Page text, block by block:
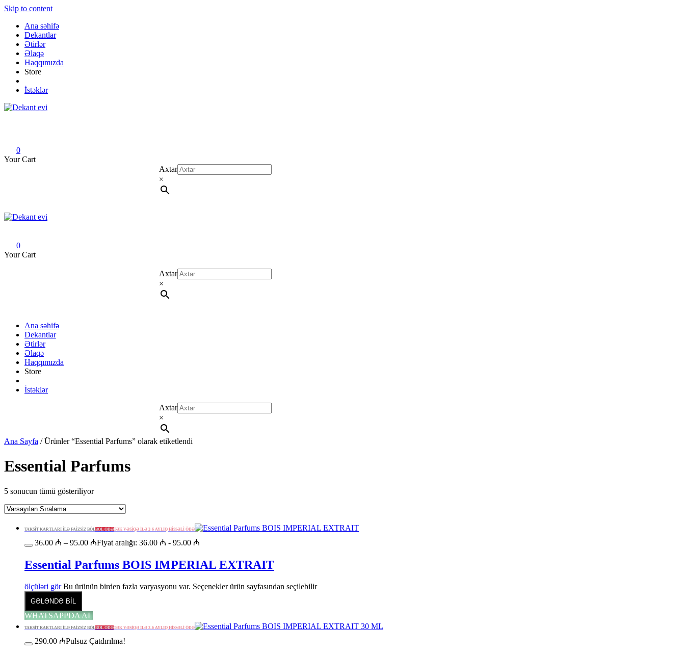
Skip to content
Ana səhifə
Dekantlar
Ətirlər
Əlaqə
Haqqımızda
Store
İstəklər
0
Your Cart
Axtar
×
0
Your Cart
Axtar
×
Ana səhifə
Dekantlar
Ətirlər
Əlaqə
Haqqımızda
Store
İstəklər
Axtar
×
Ana Sayfa / Ürünler “Essential Parfums” olarak etiketlendi
Essential Parfums
5 sonucun tümü gösteriliyor
TAKSİT KARTLARI İLƏ FAİZSİZ BÖLBÖL ÖDƏTƏK VƏSİQƏ İLƏ 2-6 AYLIQ HİSSƏLİ ÖDƏ
36.00 ₼ – 95.00 ₼Fiyat aralığı: 36.00 ₼ - 95.00 ₼
Essential Parfums BOIS IMPERIAL EXTRAIT
ölçüləri gör Bu ürünün birden fazla varyasyonu var. Seçenekler ürün sayfasından seçilebilir
GƏLƏNDƏ BİL
WHATSAPPDA AL
TAKSİT KARTLARI İLƏ FAİZSİZ BÖLBÖL ÖDƏTƏK VƏSİQƏ İLƏ 2-6 AYLIQ HİSSƏLİ ÖDƏ
290.00 ₼Pulsuz Çatdırılma!